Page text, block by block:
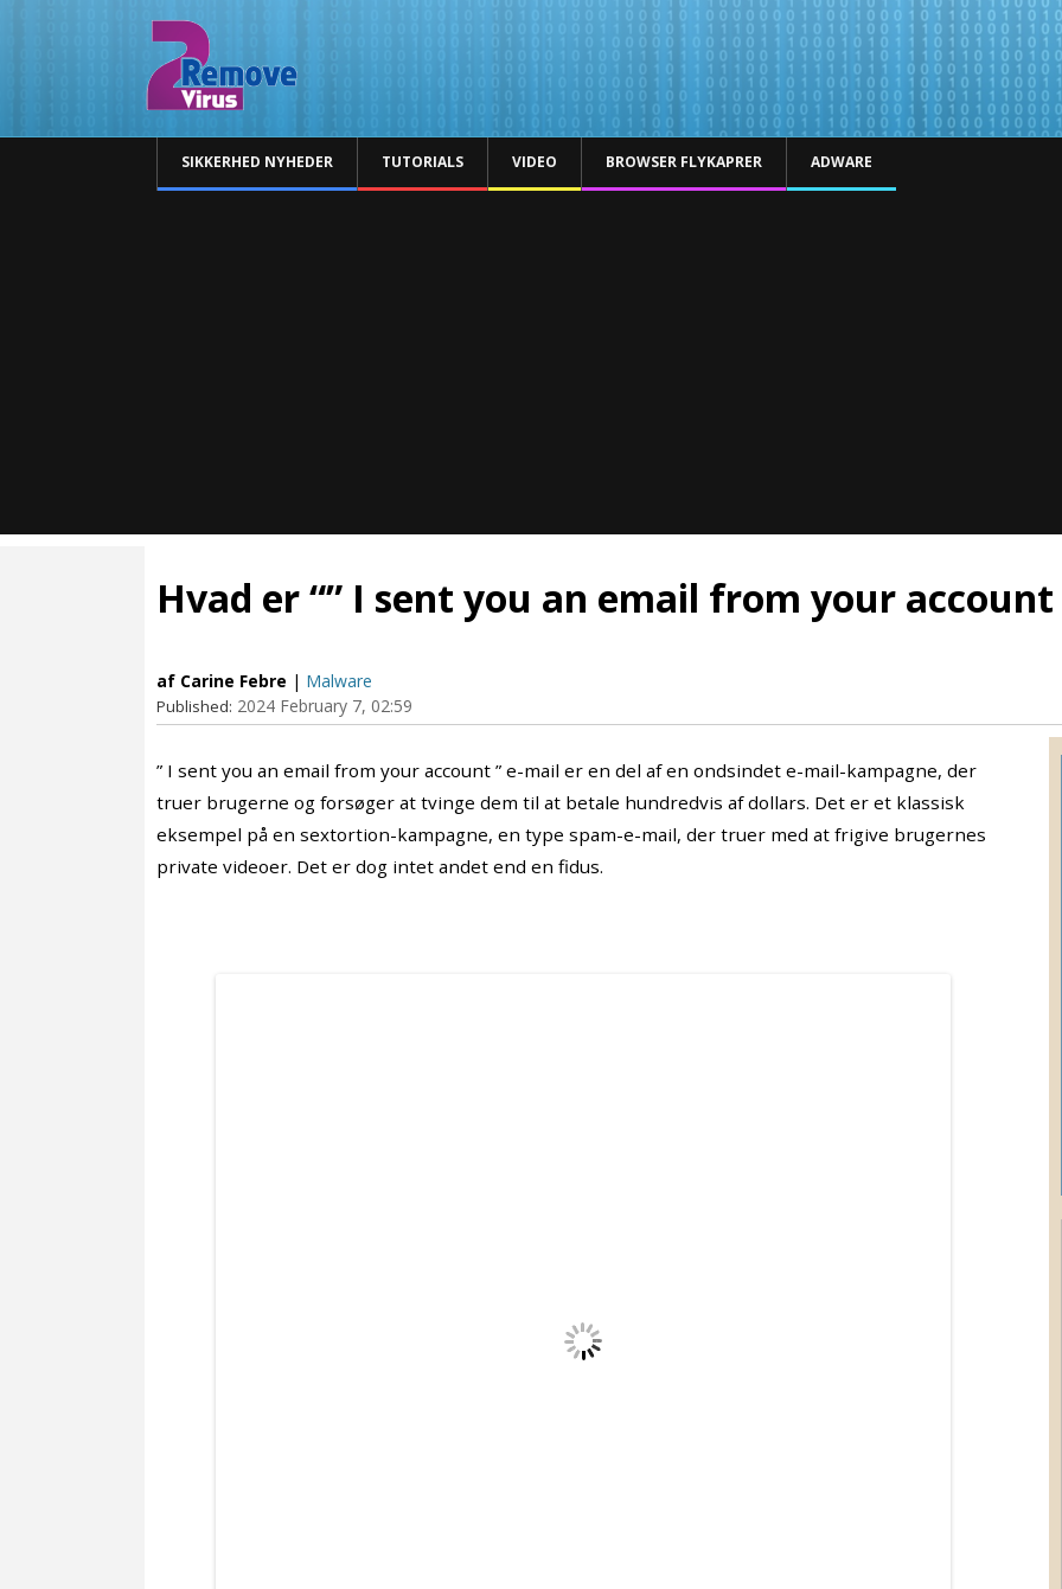
SIKKERHED NYHEDER TUTORIALS VIDEO BROWSER FLYKAPRER ADWARE
Hvad er “” I sent you an email from your
af Carine Febre | Malware
Published: 2024 February 7, 02:59
” I sent you an email from your account ” e-mail er en del af en ondsindet e-mail-kampagne, der
truer brugerne og forsøger at tvinge dem til at betale hundredvis af dollars. Det er et klassisk
eksempel på en sextortion-kampagne, en type spam-e-mail, der truer med at frigive brugernes
private videoer. Det er dog intet andet end en fidus.